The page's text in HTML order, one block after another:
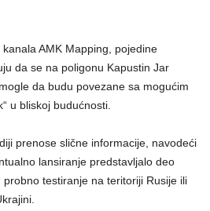
AMK Mapping, pojedine
da se na poligonu Kapustin Jar
da budu povezane sa mogućim
u bliskoj budućnosti.
prenose slične informacije, navodeći
lansiranje predstavljalo deo
testiranje na teritoriji Rusije ili